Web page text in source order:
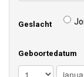
Geslacht
Geboortedatum